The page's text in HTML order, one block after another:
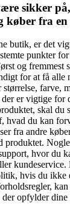
sikker
køber fra
butik, er det
punkter
og fremmest
for at få alle
farve,
er vigtige for
skal du
hvad du kan
fra andre
produktet.
hvor du
kundeservice.
hvis du ikke
opfylder